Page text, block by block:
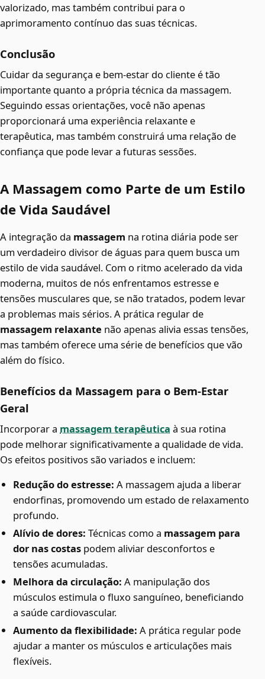
valorizado, mas também contribui para o
aprimoramento contínuo das suas técnicas.
Conclusão
Cuidar da segurança e bem-estar do cliente é tão
importante quanto a própria técnica da massagem.
Seguindo essas orientações, você não apenas
proporcionará uma experiência relaxante e
terapêutica, mas também construirá uma relação de
confiança que pode levar a futuras sessões.
A Massagem como Parte de um Estilo
de Vida Saudável
A integração da massagem na rotina diária pode ser
um verdadeiro divisor de águas para quem busca um
estilo de vida saudável. Com o ritmo acelerado da vida
moderna, muitos de nós enfrentamos estresse e
tensões musculares que, se não tratados, podem levar
a problemas mais sérios. A prática regular de
massagem relaxante não apenas alivia essas tensões,
mas também oferece uma série de benefícios que vão
além do físico.
Benefícios da Massagem para o Bem-Estar
Geral
Incorporar a massagem terapêutica à sua rotina
pode melhorar significativamente a qualidade de vida.
Os efeitos positivos são variados e incluem:
Redução do estresse: A massagem ajuda a liberar
endorfinas, promovendo um estado de relaxamento
profundo.
Alívio de dores: Técnicas como a massagem para
dor nas costaspodem aliviar desconfortos e
tensões acumuladas.
Melhora da circulação: A manipulação dos
músculos estimula o fluxo sanguíneo, beneficiando
a saúde cardiovascular.
Aumento da flexibilidade: A prática regular pode
ajudar a manter os músculos e articulações mais
flexíveis.